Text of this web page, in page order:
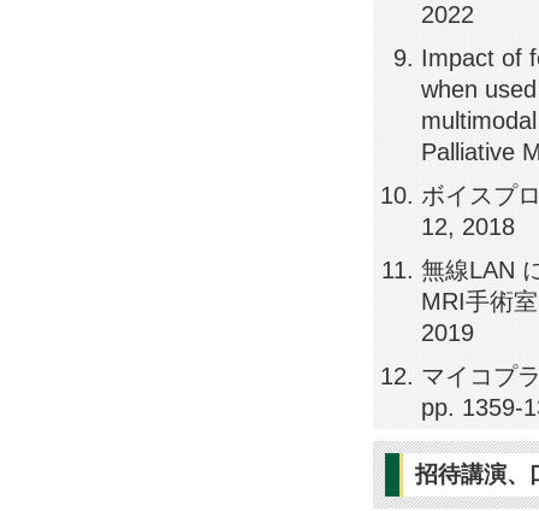
2022
Impact of
when
Palliative
ボイスプ
12, 2018
無線LAN
MRI手術
2019
マイコプ
pp. 1359-
招待講演、